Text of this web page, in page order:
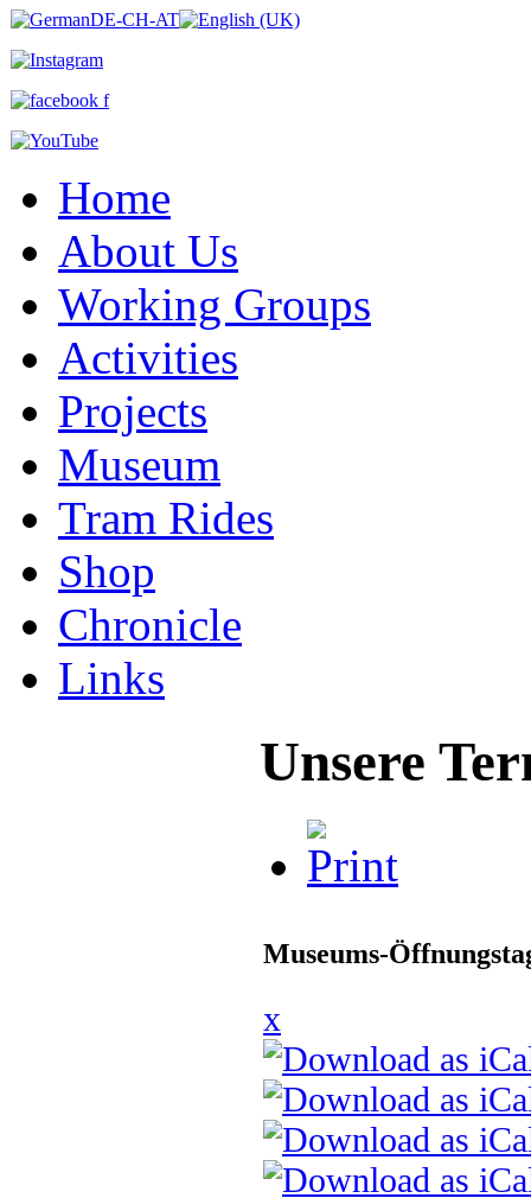
Home
About Us
Working Groups
Activities
Projects
Museum
Tram Rides
Shop
Chronicle
Links
Unsere
Museums-
x